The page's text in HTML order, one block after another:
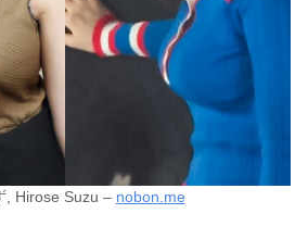
, Hirose Suzu – nobon.me